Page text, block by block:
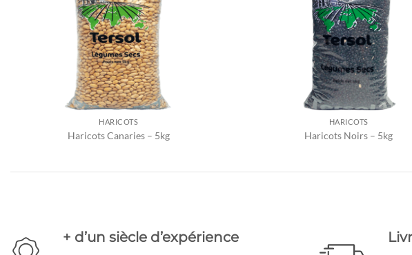
HARICOTS
Haricots Canaries – 5kg
HARICOTS
Haricots Noirs – 5kg
+ d’un siècle d’expérience